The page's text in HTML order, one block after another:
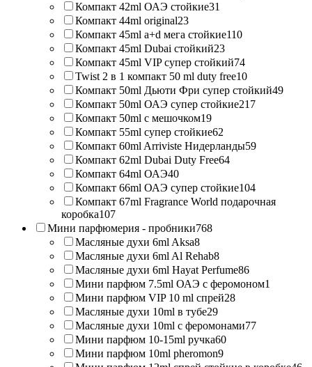
Компакт 42ml ОАЭ стойкие31
Компакт 44ml original23
Компакт 45ml a+d мега стойкие110
Компакт 45ml Dubai стойкий23
Компакт 45ml VIP супер стойкий74
Twist 2 в 1 компакт 50 ml duty free10
Компакт 50ml Дьюти Фри супер стойкий49
Компакт 50ml ОАЭ супер стойкие217
Компакт 50ml с мешочком19
Компакт 55ml супер стойкие62
Компакт 60ml Arriviste Нидерланды59
Компакт 62ml Dubai Duty Free64
Компакт 64ml ОАЭ40
Компакт 66ml ОАЭ супер стойкие104
Компакт 67ml Fragrance World подарочная
коробка107
Мини парфюмерия - пробники768
Масляные духи 6ml Aksa8
Масляные духи 6ml Al Rehab8
Масляные духи 6ml Hayat Perfume86
Мини парфюм 7.5ml ОАЭ с феромоном1
Мини парфюм VIP 10 ml спрей28
Масляные духи 10ml в тубе29
Масляные духи 10ml с феромонами77
Мини парфюм 10-15ml ручка60
Мини парфюм 10ml pheromon9